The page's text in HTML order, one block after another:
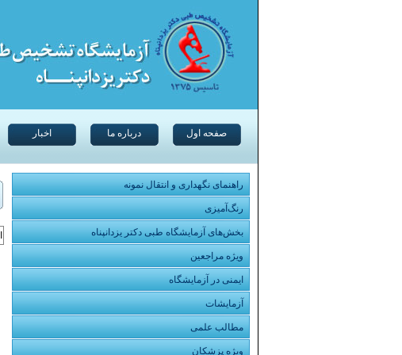
صفحه اول درباره ما اخبار
راهنمای نگهداری و انتقال نمونه
رنگ‌آمیزی
بخش‌های آزمایشگاه طبی دکتر یزدانپناه
ویژه مراجعین
ایمنی در آزمایشگاه
آزمایشات
مطالب علمی
ویژه پزشکان